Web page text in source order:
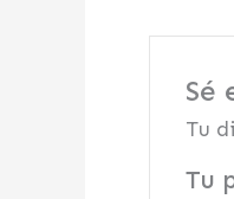
Sé
Tu
Tu